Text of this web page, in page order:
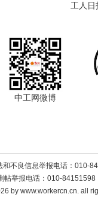
工人日
中工网微博
和不良信息举报电话：010-
帖举报电话：010-84151598
by www.workercn.cn. all